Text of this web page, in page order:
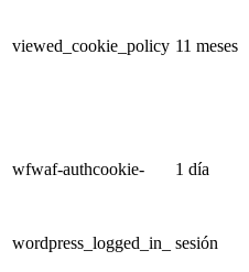
viewed_cookie_policy 11 meses
wfwaf-authcookie- 1 día
wordpress_logged_in_
sesión